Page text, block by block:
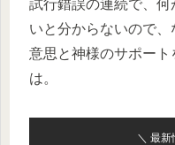
試行錯誤の連続で、
いと分からないので
意思と神様のサポー
は。
＼ 最新